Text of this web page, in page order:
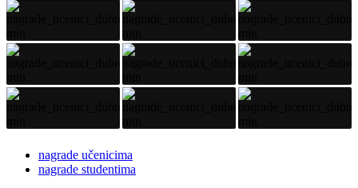
nagrade učenicima
nagrade studentima